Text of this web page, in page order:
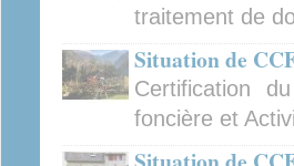
traitement de
Situation de
Certification
foncière et